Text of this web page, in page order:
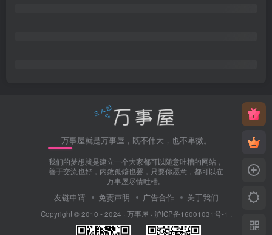
万事屋就是万事屋，既不伟大，也不卑微。
我们的梦想就是建立一个大家都可以随意吐槽的网站，
善于交流也好，内敛孤僻也罢，只要你愿意，都可以在
万事屋尽情吐槽。
友链申请 免责声明 广告合作 关于我们
Copyright © 2010 - 2024 · 万事屋 · 沪ICP备16001031号-1